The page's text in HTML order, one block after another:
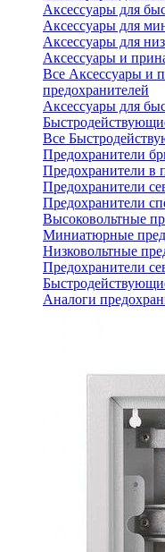
Аксессуары для
Аксессуары для
Аксессуары для
Аксессуары и
Все Аксессуары и
предохранителей
Аксессуары для
Все
Предохранители
Предохранители в
Предохранители
Предохранители
Высоковольтные
Миниатюрные
Низковольтные
Предохранители
Аналоги